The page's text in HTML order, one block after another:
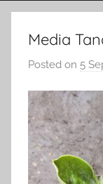
Media
Posted on 5